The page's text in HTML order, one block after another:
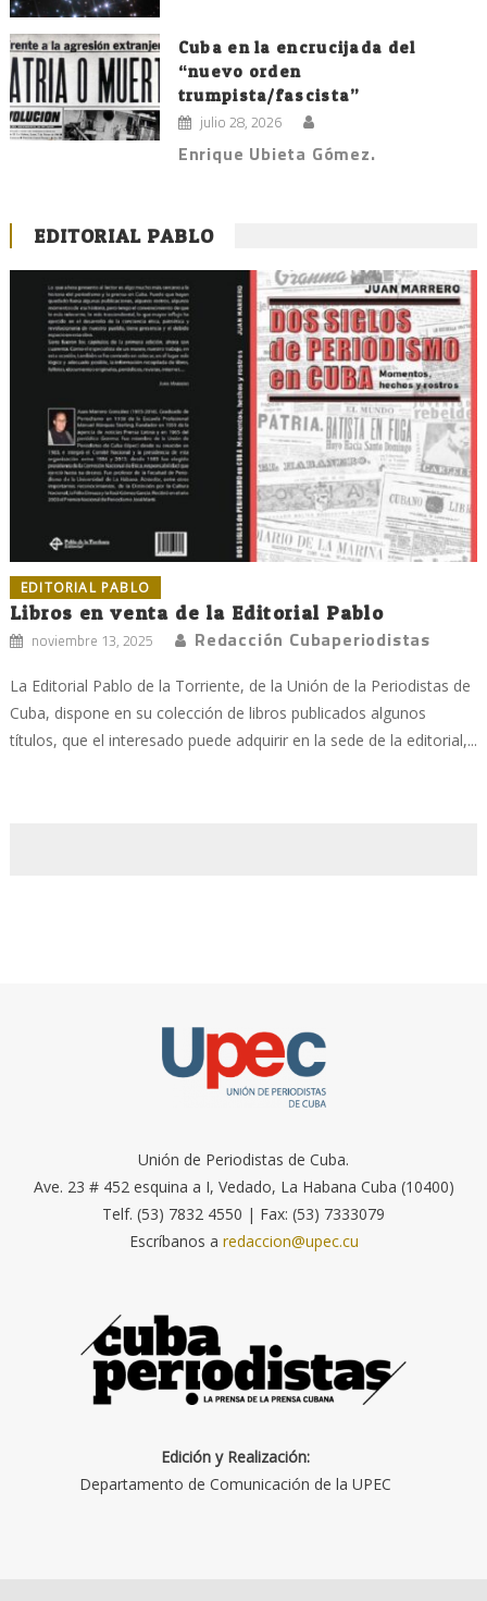
Cuba en la encrucijada del
“nuevo orden
trumpista/fascista”
julio 28, 2026
Enrique Ubieta Gómez.
EDITORIAL PABLO
EDITORIAL PABLO
Libros en venta de la Editorial Pablo
noviembre 13, 2025 Redacción Cubaperiodistas
La Editorial Pablo de la Torriente, de la Unión de la Periodistas de
Cuba, dispone en su colección de libros publicados algunos
títulos, que el interesado puede adquirir en la sede de la editorial,...
Unión de Periodistas de Cuba.
Ave. 23 # 452 esquina a I, Vedado, La Habana Cuba (10400)
Telf. (53) 7832 4550 | Fax: (53) 7333079
Escríbanos a redaccion@upec.cu
Edición y Realización:
Departamento de Comunicación de la UPEC